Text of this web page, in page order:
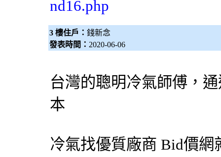
nd16.php
3 樓住戶： 錢新念
發表時間： 2020-06-06
台灣的聰明冷氣師傅，
本
冷氣找優質廠商 Bid價網